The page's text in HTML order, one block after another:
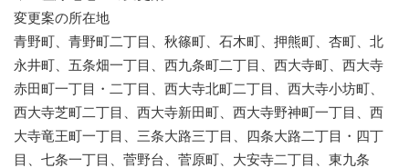
変更案の所在地
青野町、青野町二丁目、秋篠町、石木町、押熊町、杏町、北
永井町、五条畑一丁目、西九条町二丁目、西大寺町、西大寺
赤田町一丁目・二丁目、西大寺北町二丁目、西大寺小坊町、
西大寺芝町二丁目、西大寺新田町、西大寺野神町一丁目、西
大寺竜王町一丁目、三条大路三丁目、四条大路二丁目・四丁
目、七条一丁目、菅野台、菅原町、大安寺二丁目、東九条